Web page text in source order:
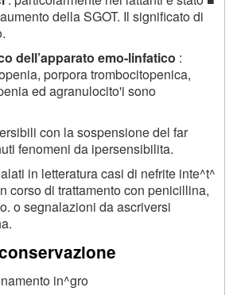
della SGOT. Il significato di
dell’apparato emo-linfatico :
porpora trombocitopenica,
ed agranulocito'i sono
con la sospensione del far
fenomeni da ipersensibilita.
in letteratura casi di nefrite inte^t^
corso di trattamento con penicillina,
o segnalazioni da ascriversi
in^gro